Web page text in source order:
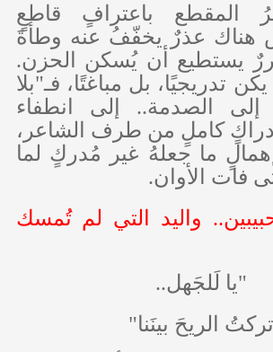
المقطع باعترافٍ قاطعٍ
هناك عذرٌ يخفّفُ عنه وطأةَ
يستطيع أن يُسكن الحزن.
تدريجيًا، بل مباغتًا، فـ"بلا
الصدمة.. إلى انطفاء
إدراكٍ كاملٍ من طرف الشاعر،
ما جعلهُ غير مُدركٍ لما
فات الأوان.
واليد التي لم تُمسك
"يا لَلجَهل..
تركتُ الريحَ بينَنا"